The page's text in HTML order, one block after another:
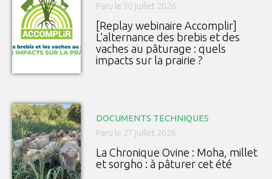
Paru le 30 juillet 2026
[Replay webinaire Accomplir]
L’alternance des brebis et des
vaches au pâturage : quels
impacts sur la prairie ?
DOCUMENTS TECHNIQUES
Paru le 27 juillet 2026
La Chronique Ovine : Moha, millet
et sorgho : à pâturer cet été